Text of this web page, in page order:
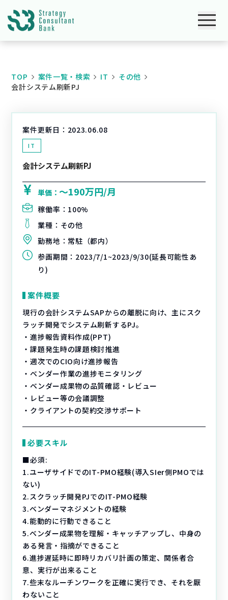
TOP 案件一覧・検索 IT
その他
会計システム刷新PJ
案件更新日： 2023.06.08
IT
会計システム刷新PJ
単価：〜190万円/月
稼働率： 100%
業種： その他
勤務地： 常駐（都内）
参画期間： 2023/7/1~2023/9/30(延長可能性あ
り)
案件概要
現行の会計システムSAPからの離脱に向け、主にスク
ラッチ開発でシステム刷新するPJ。
・進捗報告資料作成(PPT)
・課題発生時の課題検討推進
・週次でのCIO向け進捗報告
・ベンダー作業の進捗モニタリング
・ベンダー成果物の品質確認・レビュー
・レビュー等の会議調整
・クライアントの契約交渉サポート
必要スキル
■必須:
1.ユーザサイドでのIT-PMO経験(導入SIer側PMOでは
ない)
2.スクラッチ開発PJでのIT-PMO経験
3.ベンダーマネジメントの経験
4.能動的に行動できること
5.ベンダー成果物を理解・キャッチアップし、中身の
ある発言・指摘ができること
6.進捗遅延時に即時リカバリ計画の策定、関係者合
意、実行が出来ること
7.些末なルーチンワークを正確に実行でき、それを厭
わないこと